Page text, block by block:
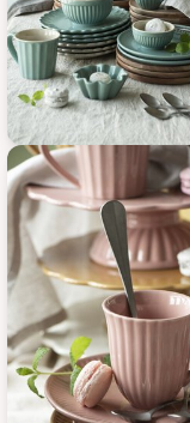
IB Laursen